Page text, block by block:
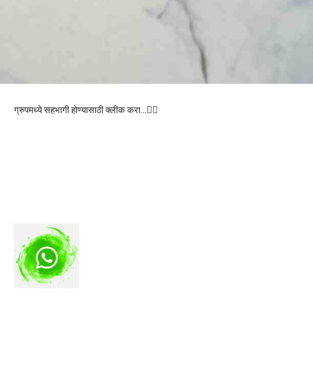
ग्रुपमध्ये सहभागी होण्यासाठी क्लीक करा…👆🏻